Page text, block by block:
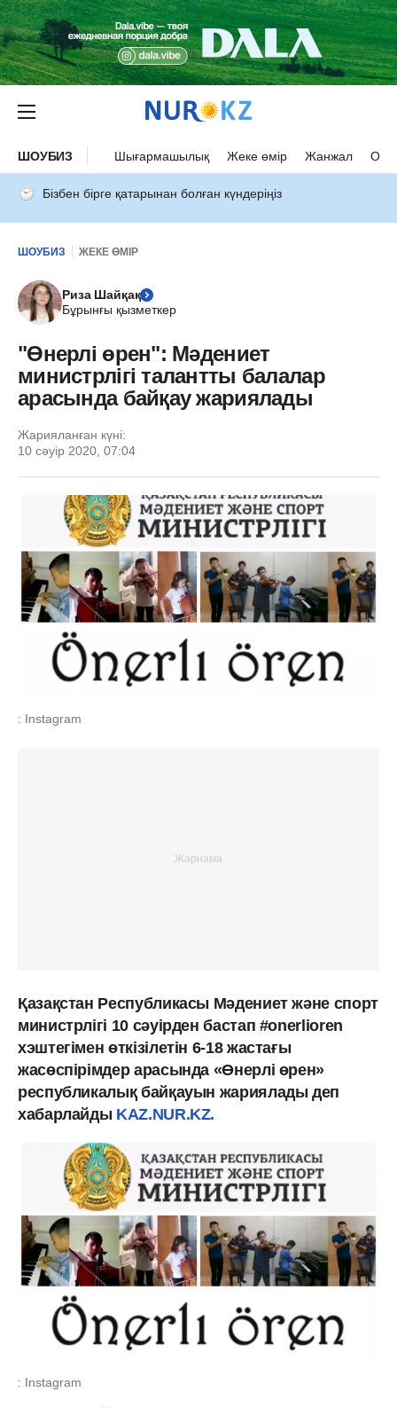
ШОУБИЗ Шығармашылық Жеке өмір Жанжал
Бізбен бірге қатарынан болған күндеріңіз
ШОУБИЗ ЖЕКЕ ӨМІР
Риза Шайқақ
Бұрынғы қызметкер
"Өнерлі өрен": Мәдениет
министрлігі талантты балалар
арасында байқау жариялады
Жарияланған күні:
10 сәуір 2020, 07:04
: Instagram
Қазақстан Республикасы Мәдениет және спорт
министрлігі 10 сəуірден бастап #onerlioren
хэштегімен өткізілетін 6-18 жастағы
жасөспірімдер арасында «Өнерлі өрен»
республикалық байқауын жариялады деп
хабарлайды KAZ.NUR.KZ.
: Instagram